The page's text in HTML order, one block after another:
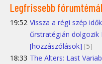
Legfrissebb
19:52 Vissza a régi szép
űrstratégián dolgozik
[hozzászólások] [5]
18:33 The Alters: Last